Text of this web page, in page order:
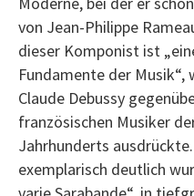
von Jean-Philippe
dieser Komponist ist
Fundamente der Musik“,
Claude Debussy
französischen Musiker
Jahrhunderts
exemplarisch deutlich